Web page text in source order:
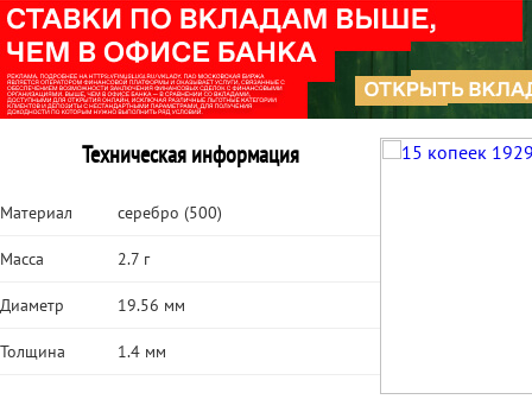
Техническая информация
Материал серебро (500)
Масса 2.7 г
Диаметр 19.56 мм
Толщина 1.4 мм